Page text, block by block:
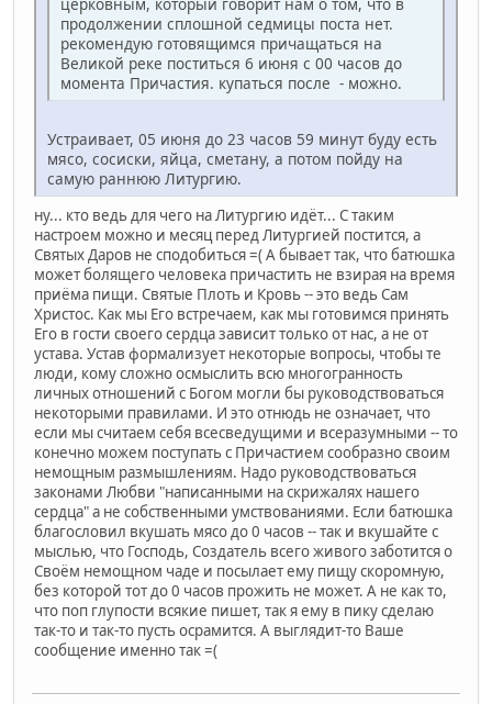
продолжении сплошной седмицы поста нет.
рекомендую готовящимся причащаться на
Великой реке поститься 6 июня с 00 часов до
момента Причастия. купаться после - можно.
Устраивает, 05 июня до 23 часов 59 минут буду есть
мясо, сосиски, яйца, сметану, а потом пойду на
самую раннюю Литургию.
ну... кто ведь для чего на Литургию идёт... С таким
настроем можно и месяц перед Литургией постится, а
Святых Даров не сподобиться =( А бывает так, что батюшка
может болящего человека причастить не взирая на время
приёма пищи. Святые Плоть и Кровь -- это ведь Сам
Христос. Как мы Его встречаем, как мы готовимся принять
Его в гости своего сердца зависит только от нас, а не от
устава. Устав формализует некоторые вопросы, чтобы те
люди, кому сложно осмыслить всю многогранность
личных отношений с Богом могли бы руководствоваться
некоторыми правилами. И это отнюдь не означает, что
если мы считаем себя всесведущими и всеразумными -- то
конечно можем поступать с Причастием сообразно своим
немощным размышлениям. Надо руководствоваться
законами Любви "написанными на скрижалях нашего
сердца" а не собственными умствованиями. Если батюшка
благословил вкушать мясо до 0 часов -- так и вкушайте с
мыслью, что Господь, Создатель всего живого заботится о
Своём немощном чаде и посылает ему пищу скоромную,
без которой тот до 0 часов прожить не может. А не как то,
что поп глупости всякие пишет, так я ему в пику сделаю
так-то и так-то пусть осрамится. А выглядит-то Ваше
сообщение именно так =(